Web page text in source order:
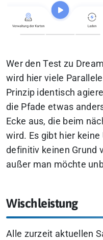
Wer den Test zu
wird hier viele
Prinzip identisch
die Pfade etwas
Ecke aus, die beim
wird. Es gibt hier
definitiv keinen Grund
außer man möchte
Wischleistung
Alle zurzeit aktuellen